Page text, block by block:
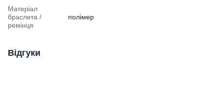
Матеріал
браслета /
ремінця
полімер
Відгуки